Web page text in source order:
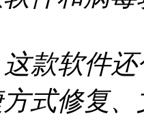
款软件
式修复